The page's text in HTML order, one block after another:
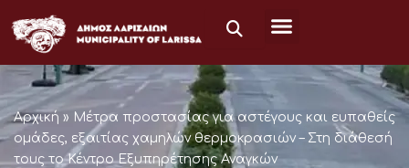
στο
περιεχόμενο
Αρχική » Μέτρα προστασίας για αστέγους και ευπαθείς
ομάδες, εξαιτίας χαμηλών θερμοκρασιών – Στη διάθεσή
τους το Κέντρο Εξυπηρέτησης Αναγκών